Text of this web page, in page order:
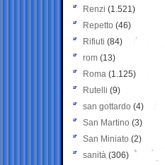
Renzi (1.521)
Repetto (46)
Rifiuti (84)
rom (13)
Roma (1.125)
Rutelli (9)
san gottardo (4)
San Martino (3)
San Miniato (2)
sanità (306)